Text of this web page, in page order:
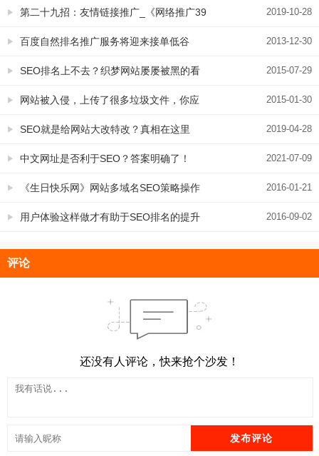
2019-10-28
第二十九招：友情链接推广_《网络推广39
招》 2013-12-30
百度自然排名推广服务将迎来接单低谷
2015-07-29
SEO排名上不去？织梦网站屡屡被黑的看
这里 2015-01-30
网站被入侵，上传了很多垃圾文件，你应
该这样做 2019-04-28
SEO就是给网站大改特改？真相在这里
2021-07-09
中文网址是否利于SEO？答案明确了！
2016-01-21
《生日快乐网》网站多域名SEO策略操作
实例 2016-09-02
用户体验这样做才有助于SEO排名的提升
评论
还没有人评论，快来抢个沙发！
发布评论